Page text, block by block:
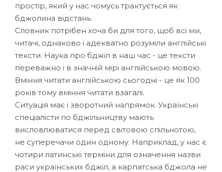
простір, який у нас чомусь трактується як
бджолина відстань.
Словник потрібен хоча би для того, щоб всі ми,
читачі, однаково і адекватно розуміли англійські
тексти. Наука про бджіл в наш час - це тексти
переважно і в значній мірі англійською мовою.
Вміння читати англійською сьогодні - це як 100
років тому вміння читати взагалі.
Ситуація має і зворотний напрямок. Українські
спеціалісти по бджільництву мають
висловлюватися перед світовою спільнотою,
не суперечачи один одному. Наприклад, у нас є
чотири латинські терміни для означення назви
раси українських бджіл, а карпатська бджола не